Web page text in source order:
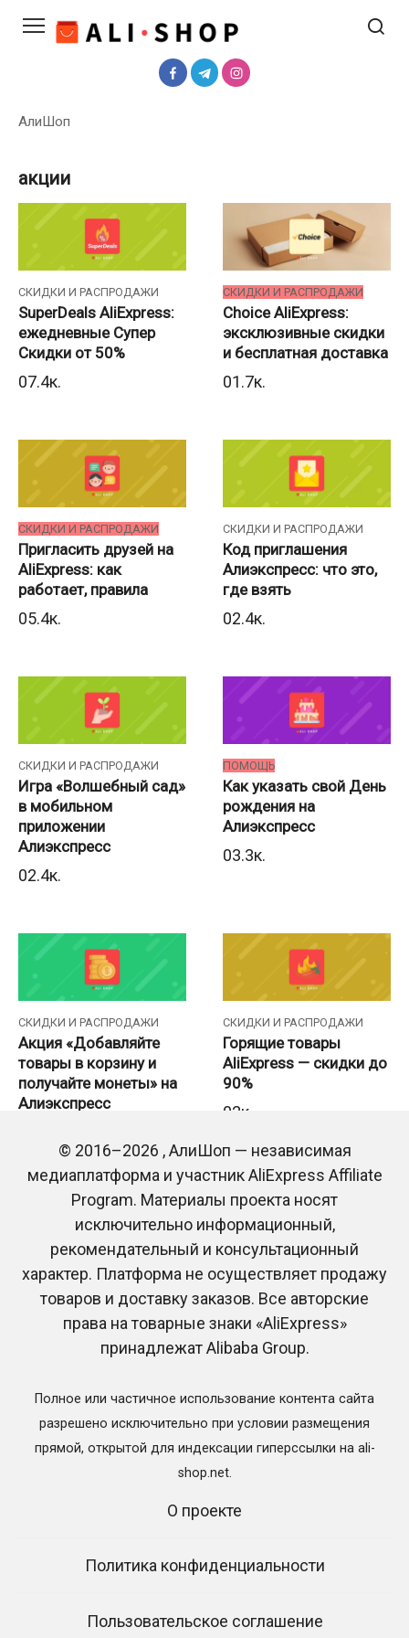
АлиШоп
акции
СКИДКИ И РАСПРОДАЖИ
SuperDeals AliExpress:
ежедневные Супер
Скидки от 50%
07.4к.
СКИДКИ И РАСПРОДАЖИ
Choice AliExpress:
эксклюзивные скидки
и бесплатная доставка
01.7к.
СКИДКИ И РАСПРОДАЖИ
Пригласить друзей на
AliExpress: как
работает, правила
05.4к.
СКИДКИ И РАСПРОДАЖИ
Код приглашения
Алиэкспресс: что это,
где взять
02.4к.
СКИДКИ И РАСПРОДАЖИ
Игра «Волшебный сад»
в мобильном
приложении
Алиэкспресс
02.4к.
ПОМОЩЬ
Как указать свой День
рождения на
Алиэкспресс
03.3к.
СКИДКИ И РАСПРОДАЖИ
Акция «Добавляйте
товары в корзину и
получайте монеты» на
Алиэкспресс
СКИДКИ И РАСПРОДАЖИ
Горящие товары
AliExpress — скидки до
90%
02к.
СКИДКИ И РАСПРОДАЖИ
Быстрые сделки на
AliExpress: как успеть
купить товар
СКИДКИ И РАСПРОДАЖИ
7 лет AliExpress —
скидки и распродажа
товаров
2 Далее
Посетить AliExpress
© 2016–2026 , АлиШоп — независимая
медиаплатформа и участник AliExpress Affiliate
Program. Материалы проекта носят
исключительно информационный,
рекомендательный и консультационный
характер. Платформа не осуществляет продажу
товаров и доставку заказов. Все авторские
права на товарные знаки «AliExpress»
принадлежат Alibaba Group.
Полное или частичное использование контента сайта
разрешено исключительно при условии размещения
прямой, открытой для индексации гиперссылки на ali-
shop.net.
О проекте
Политика конфиденциальности
Пользовательское соглашение